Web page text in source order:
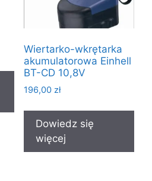
Wiertarko-wkrętarka
akumulatorowa Einhell
BT-CD 10,8V
196,00 zł
Dowiedz się
więcej